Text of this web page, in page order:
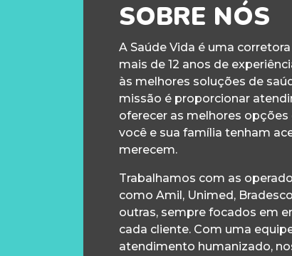
SOBRE NÓS
A Saúde Vida é uma
mais de 12 anos de
às melhores soluções de
missão é proporcionar
oferecer as melhores
você e sua família tenham
merecem.
Trabalhamos com as
como Amil, Unimed,
outras, sempre focados em
cada cliente. Com uma
atendimento humanizado,